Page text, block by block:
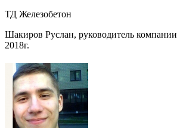
ТД Железобетон
Шакиров Руслан, руководитель компании
2018г.